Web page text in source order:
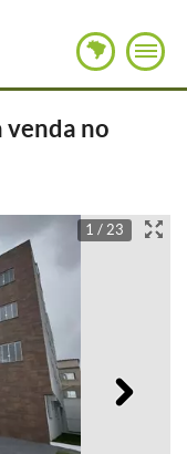
venda no
1 / 23